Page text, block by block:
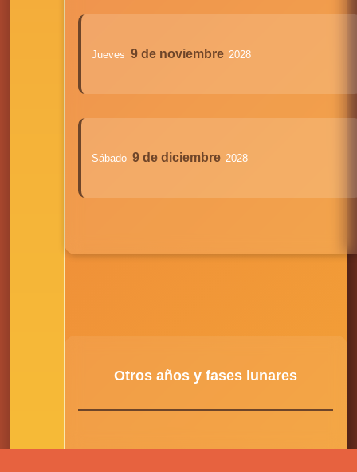
Jueves 9 de noviembre 2028
Sábado 9 de diciembre 2028
Otros años y fases lunares